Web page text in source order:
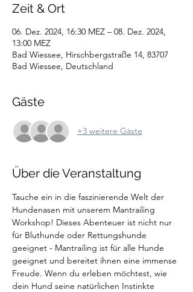
Zeit & Ort
06. Dez. 2024, 16:30 MEZ – 08. Dez. 2024,
13:00 MEZ
Bad Wiessee, Hirschbergstraße 14, 83707
Bad Wiessee, Deutschland
Gäste
+3 weitere Gäste
Über die Veranstaltung
Tauche ein in die faszinierende Welt der
Hundenasen mit unserem Mantrailing
Workshop! Dieses Abenteuer ist nicht nur
für Bluthunde oder Rettungshunde
geeignet - Mantrailing ist für alle Hunde
geeignet und bereitet ihnen eine immense
Freude. Wenn du erleben möchtest, wie
dein Hund seine natürlichen Instinkte